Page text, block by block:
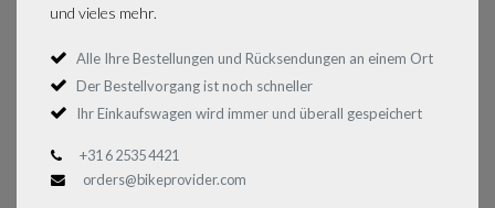
und vieles mehr.
Alle Ihre Bestellungen und Rücksendungen an einem Ort
Der Bestellvorgang ist noch schneller
Ihr Einkaufswagen wird immer und überall gespeichert
+31 6 2535 4421
orders@bikeprovider.com